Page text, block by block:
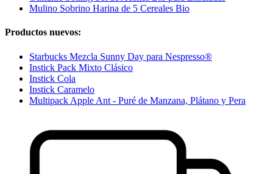
Mulino Sobrino Harina de 5 Cereales Bio
Productos nuevos:
Starbucks Mezcla Sunny Day para Nespresso®
Instick Pack Mixto Clásico
Instick Cola
Instick Caramelo
Multipack Apple Ant - Puré de Manzana, Plátano y Pera